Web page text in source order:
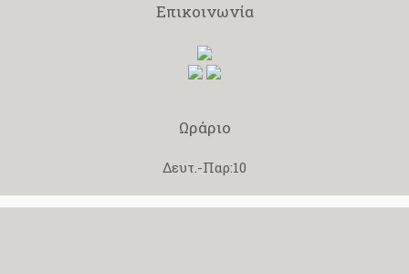
Επικοινωνία
Ωράριο
Δευτ.-Παρ:10